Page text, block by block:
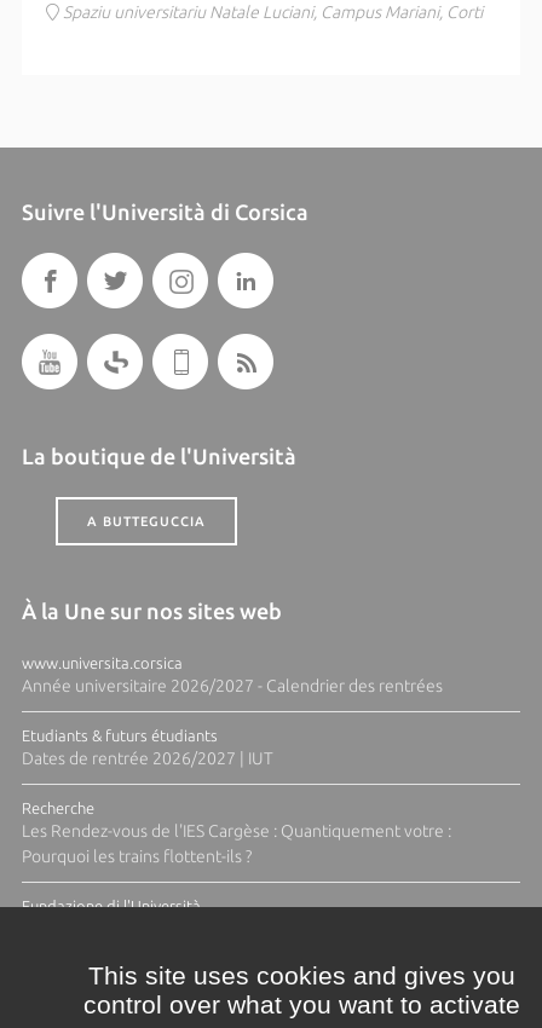
Spaziu universitariu Natale Luciani, Campus Mariani, Corti
Suivre l'Università di Corsica
La boutique de l'Università
A BUTTEGUCCIA
À la Une sur nos sites web
www.universita.corsica
Année universitaire 2026/2027 - Calendrier des rentrées
Etudiants & futurs étudiants
Dates de rentrée 2026/2027 | IUT
Recherche
Les Rendez-vous de l'IES Cargèse : Quantiquement votre :
Pourquoi les trains flottent-ils ?
Fundazione di l'Università
This site uses cookies and gives you
control over what you want to activate